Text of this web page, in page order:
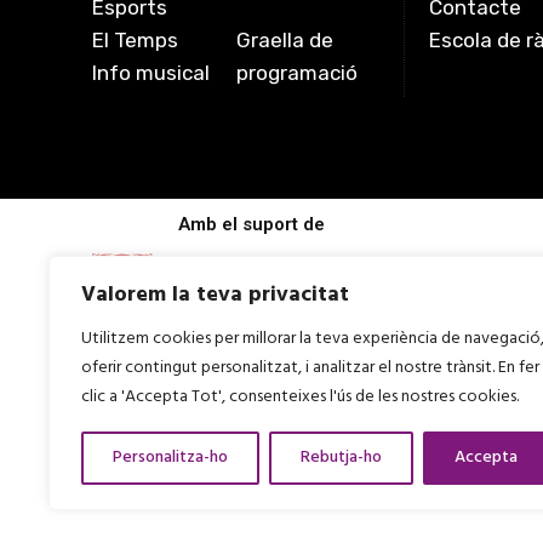
Valorem la teva privacitat
Utilitzem cookies per millorar la teva experiència de navegació,
oferir contingut personalitzat, i analitzar el nostre trànsit. En fer
clic a 'Accepta Tot', consenteixes l'ús de les nostres cookies.
Personalitza-ho Rebutja-ho Accepta
Esports
El Temps
Info musical
Graella de
programació
Contacte
Escola de
Amb el suport de